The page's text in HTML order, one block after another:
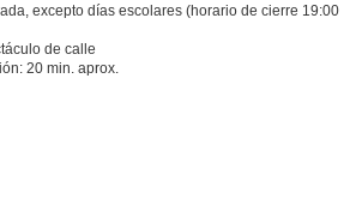
excepto días escolares (horario de cierre 19:00
de calle
20 min. aprox.